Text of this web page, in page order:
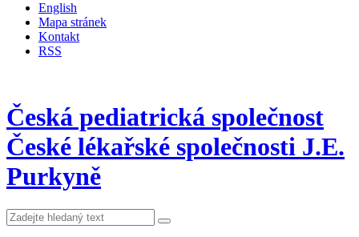
English
Mapa stránek
Kontakt
RSS
Česká pediatrická společnost
České lékařské společnosti J.E.
Purkyně